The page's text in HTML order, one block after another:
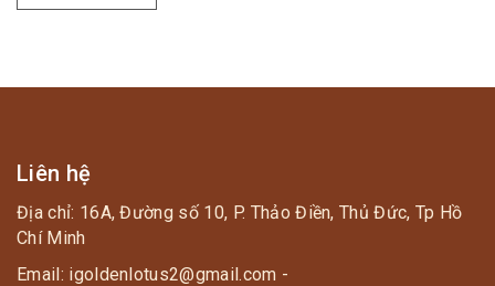
Liên hệ
Địa chỉ: 16A, Đường số 10, P. Thảo Điền, Thủ Đức, Tp Hồ
Chí Minh
Email: igoldenlotus2@gmail.com -